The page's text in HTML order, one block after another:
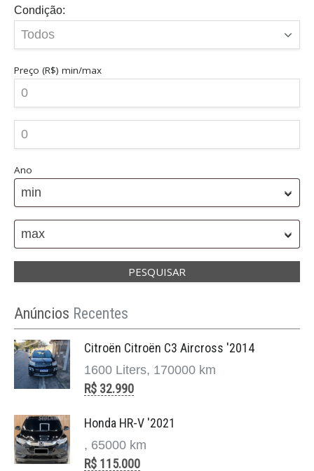
Condição:
Preço (R$) min/max
Ano
min
max
Anúncios Recentes
Citroën Citroën C3 Aircross '2014
1600 Liters, 170000 km
R$ 32.990
Honda HR-V '2021
, 65000 km
R$ 115.000